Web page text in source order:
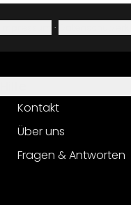
·
Kontakt
Über uns
Fragen & Antworten